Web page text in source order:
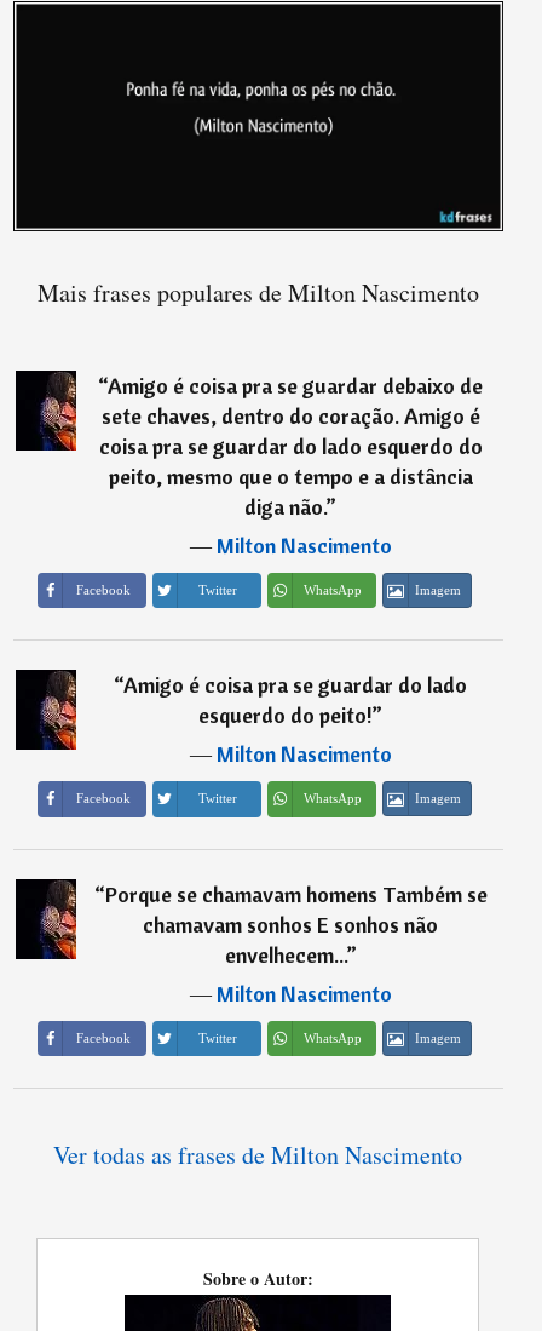
Mais frases populares de Milton Nascimento
“Amigo é coisa pra se guardar debaixo de
sete chaves, dentro do coração. Amigo é
coisa pra se guardar do lado esquerdo do
peito, mesmo que o tempo e a distância
diga não.”
―Milton Nascimento
Facebook Twitter WhatsApp Imagem
“Amigo é coisa pra se guardar do lado
esquerdo do peito!”
―Milton Nascimento
Facebook Twitter WhatsApp Imagem
“Porque se chamavam homens Também se
chamavam sonhos E sonhos não
envelhecem...”
―Milton Nascimento
Facebook Twitter WhatsApp Imagem
Ver todas as frases de Milton Nascimento
Sobre o Autor: